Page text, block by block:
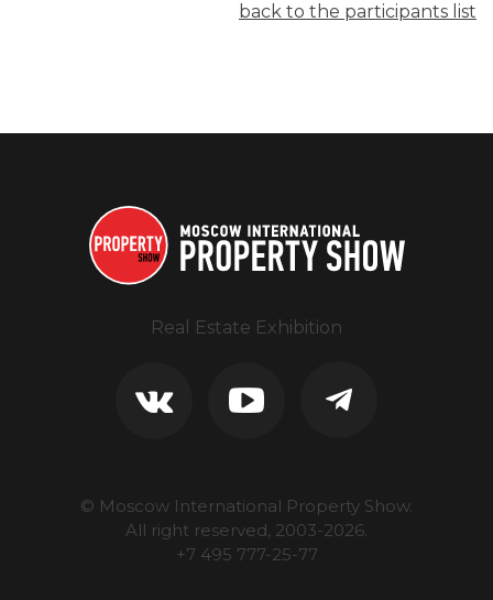
back to the participants list
Real Estate Exhibition
© Moscow International Property Show.
All right reserved, 2003-2026.
+7 495 777-25-77